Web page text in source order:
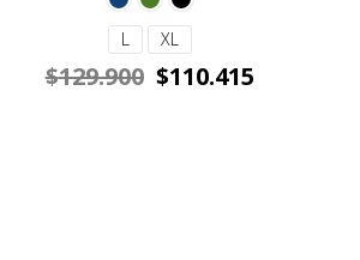
L XL
$129.900 $110.415